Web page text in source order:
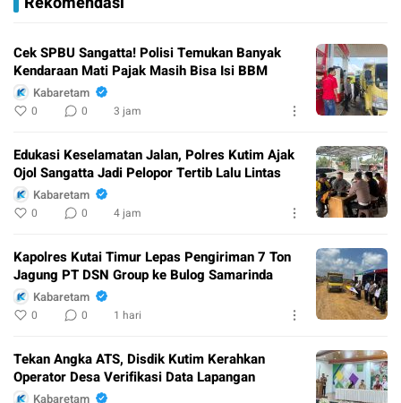
Cek SPBU Sangatta! Polisi Temukan Banyak
Kendaraan Mati Pajak Masih Bisa Isi BBM
Kabaretam
0 0 3 jam
Edukasi Keselamatan Jalan, Polres Kutim Ajak
Ojol Sangatta Jadi Pelopor Tertib Lalu Lintas
Kabaretam
0 0 4 jam
Kapolres Kutai Timur Lepas Pengiriman 7 Ton
Jagung PT DSN Group ke Bulog Samarinda
Kabaretam
0 0 1 hari
Tekan Angka ATS, Disdik Kutim Kerahkan
Operator Desa Verifikasi Data Lapangan
Kabaretam